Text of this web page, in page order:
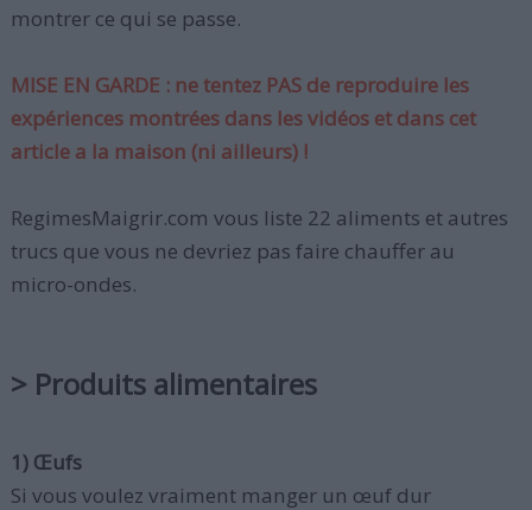
montrer ce qui se passe.
MISE EN GARDE : ne tentez PAS de reproduire les
expériences montrées dans les vidéos et dans cet
article a la maison (ni ailleurs) !
RegimesMaigrir.com vous liste 22 aliments et autres
trucs que vous ne devriez pas faire chauffer au
micro-ondes.
> Produits alimentaires
1) Œufs
Si vous voulez vraiment manger un œuf dur